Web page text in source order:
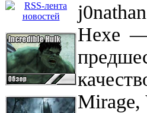
Hexe —
Mirage,